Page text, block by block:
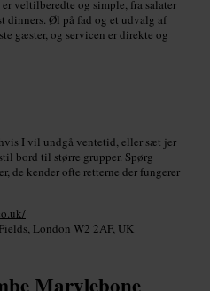
veltilberedte og simple, fra salater
dinners. Øl på fad og et udvalg af
gæster, og servicen er direkte og
I vil undgå ventetid, eller sæt jer
bord til større grupper. Spørg
de kender ofte retterne der fungerer
London W2 2AF, UK
Marylebone